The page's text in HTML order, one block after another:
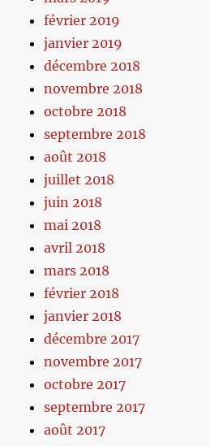
février 2019
janvier 2019
décembre 2018
novembre 2018
octobre 2018
septembre 2018
août 2018
juillet 2018
juin 2018
mai 2018
avril 2018
mars 2018
février 2018
janvier 2018
décembre 2017
novembre 2017
octobre 2017
septembre 2017
août 2017